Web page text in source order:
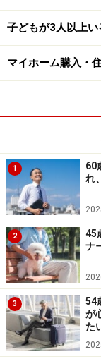
子どもが3人以上
マイホーム購入・
1
60
れ
2
45
ナ
3
54
が
た